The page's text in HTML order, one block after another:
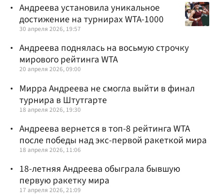
Андреева установила уникальное
достижение на турнирах WTA-1000
30 апреля 2026, 19:57
Андреева поднялась на восьмую строчку
мирового рейтинга WTA
20 апреля 2026, 09:00
Мирра Андреева не смогла выйти в финал
турнира в Штутгарте
18 апреля 2026, 19:30
Андреева вернется в топ-8 рейтинга WTA
после победы над экс-первой ракеткой мира
18 апреля 2026, 11:06
18-летняя Андреева обыграла бывшую
первую ракетку мира
17 апреля 2026, 21:09